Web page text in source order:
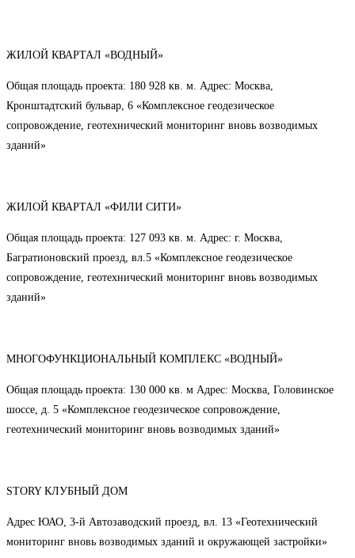
ЖИЛОЙ КВАРТАЛ «ВОДНЫЙ»
Общая площадь проекта: 180 928 кв. м. Адрес: Москва,
Кронштадтский бульвар, 6 «Комплексное геодезическое
сопровождение, геотехнический мониторинг вновь возводимых
зданий»
ЖИЛОЙ КВАРТАЛ «ФИЛИ СИТИ»
Общая площадь проекта: 127 093 кв. м. Адрес: г. Москва,
Багратионовский проезд, вл.5 «Комплексное геодезическое
сопровождение, геотехнический мониторинг вновь возводимых
зданий»
МНОГОФУНКЦИОНАЛЬНЫЙ КОМПЛЕКС «ВОДНЫЙ»
Общая площадь проекта: 130 000 кв. м Адрес: Москва, Головинское
шоссе, д. 5 «Комплексное геодезическое сопровождение,
геотехнический мониторинг вновь возводимых зданий»
STORY КЛУБНЫЙ ДОМ
Адрес ЮАО, 3-й Автозаводский проезд, вл. 13 «Геотехнический
мониторинг вновь возводимых зданий и окружающей застройки»